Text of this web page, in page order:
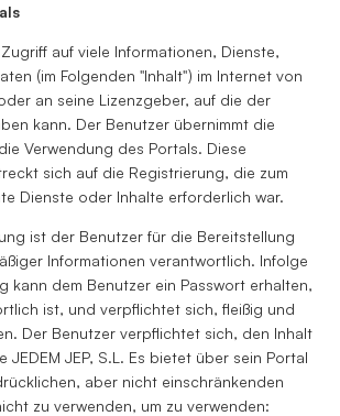
auf viele Informationen, Dienste,
(im Folgenden "Inhalt") im Internet von
an seine Lizenzgeber, auf die der
kann. Der Benutzer übernimmt die
Verwendung des Portals. Diese
sich auf die Registrierung, die zum
Dienste oder Inhalte erforderlich war.
ist der Benutzer für die Bereitstellung
Informationen verantwortlich. Infolge
kann dem Benutzer ein Passwort erhalten,
ist, und verpflichtet sich, fleißig und
Der Benutzer verpflichtet sich, den Inhalt
JEDEM JEP, S.L. Es bietet über sein Portal
aber nicht einschränkenden
zu verwenden, um zu verwenden: